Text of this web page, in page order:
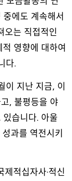
에도 계속해서
오는 직접적인
영향에 대하여
다.
이 지난 지금, 이
, 불평등을 야
습니다. 아울
과를 역전시키
적십자사·적신